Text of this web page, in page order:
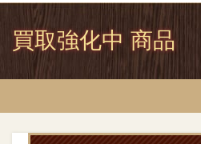
買取強化中 商品